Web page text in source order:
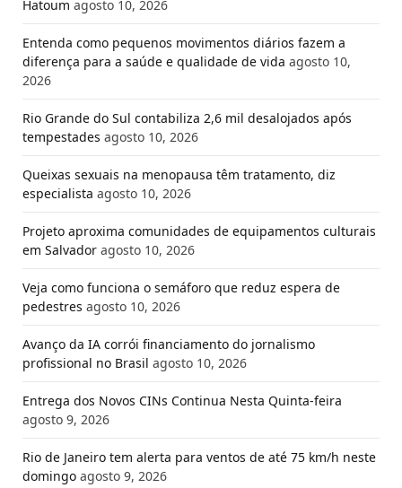
Hatoum agosto 10, 2026
Entenda como pequenos movimentos diários fazem a
diferença para a saúde e qualidade de vida agosto 10,
2026
Rio Grande do Sul contabiliza 2,6 mil desalojados após
tempestades agosto 10, 2026
Queixas sexuais na menopausa têm tratamento, diz
especialista agosto 10, 2026
Projeto aproxima comunidades de equipamentos culturais
em Salvador agosto 10, 2026
Veja como funciona o semáforo que reduz espera de
pedestres agosto 10, 2026
Avanço da IA corrói financiamento do jornalismo
profissional no Brasil agosto 10, 2026
Entrega dos Novos CINs Continua Nesta Quinta-feira
agosto 9, 2026
Rio de Janeiro tem alerta para ventos de até 75 km/h neste
domingo agosto 9, 2026